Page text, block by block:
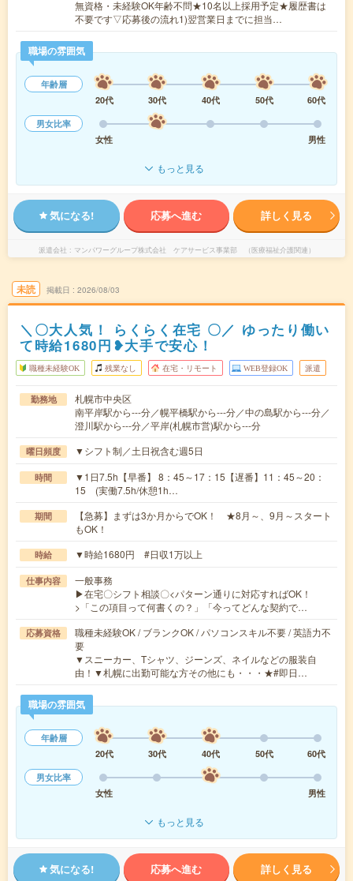
無資格・未経験OK年齢不問★10名以上採用予定★履歴書は
不要です▽応募後の流れ1)翌営業日までに担当…
職場の雰囲気
年齢層
20代
30代 40代 50代
60代
男女比率
女性
男性
もっと見る
気になる! 応募へ進む 詳しく見る
派遣会社 マンパワーグループ株式会社 ケアサービス事業部 （医療福祉介護関連）
未読 掲載日 2026/08/03
＼〇大人気！ らくらく在宅 〇／ ゆったり働い
て時給1680円❥大手で安心！
職種未経験OK 残業なし 在宅・リモート WEB登録OK 派遣
勤務地
札幌市中央区
南平岸駅から---分／幌平橋駅から---分／中の島駅から---分／
澄川駅から---分／平岸(札幌市営)駅から---分
曜日頻度 ▼シフト制／土日祝含む週5日
時間
▼1日7.5h【早番】 8：45～17：15【遅番】11：45～20：
15 (実働7.5h/休憩1h…
期間
【急募】まずは3か月からでOK！ ★8月～、9月～スタート
もOK！
時給 ▼時給1680円 #日収1万以上
仕事内容
一般事務
▶在宅〇シフト相談〇<パターン通りに対応すればOK！
>「この項目って何書くの？」「今ってどんな契約で…
応募資格
職種未経験OK / ブランクOK / パソコンスキル不要 / 英語力不
要
▼スニーカー、Tシャツ、ジーンズ、ネイルなどの服装自
由！▼札幌に出勤可能な方その他にも・・・★#即日…
職場の雰囲気
年齢層
20代
30代 40代 50代
60代
男女比率
女性
男性
もっと見る
気になる! 応募へ進む 詳しく見る